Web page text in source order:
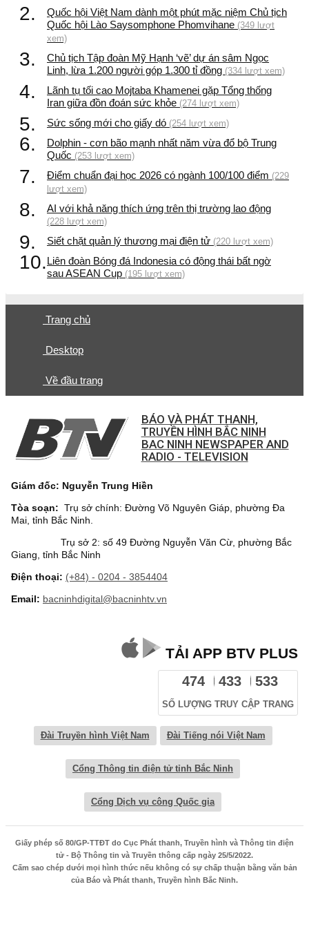
2.
Quốc hội Việt Nam dành một phút mặc niệm Chủ tịch
Quốc hội Lào Saysomphone Phomvihane (349 lượt
xem)
3.
Chủ tịch Tập đoàn Mỹ Hạnh ‘vẽ’ dự án sâm Ngọc
Linh, lừa 1.200 người góp 1.300 tỉ đồng (334 lượt xem)
4.
Lãnh tụ tối cao Mojtaba Khamenei gặp Tổng thống
Iran giữa đồn đoán sức khỏe (274 lượt xem)
5. Sức sống mới cho giấy dó (254 lượt xem)
6.
Dolphin - cơn bão mạnh nhất năm vừa đổ bộ Trung
Quốc (253 lượt xem)
7. Điểm chuẩn đại học 2026 có ngành 100/100 điểm (229
lượt xem)
8. AI với khả năng thích ứng trên thị trường lao động
(228 lượt xem)
9. Siết chặt quản lý thương mại điện tử (220 lượt xem)
10.Liên đoàn Bóng đá Indonesia có động thái bất ngờ
sau ASEAN Cup (195 lượt xem)
Trang chủ
Desktop
Về đầu trang
BÁO VÀ PHÁT THANH,
TRUYỀN HÌNH BẮC NINH
BAC NINH NEWSPAPER AND
RADIO - TELEVISION
Giám đốc: Nguyễn Trung Hiền
Tòa soạn: Trụ sở chính: Đường Võ Nguyên Giáp, phường Đa
Mai, tỉnh Bắc Ninh.
Trụ sở 2: số 49 Đường Nguyễn Văn Cừ, phường Bắc
Giang, tỉnh Bắc Ninh
Điện thoại: (+84) - 0204 - 3854404
Email: bacninhdigital@bacninhtv.vn
TẢI APP BTV PLUS
474 433 533
SỐ LƯỢNG TRUY CẬP TRANG
Đài Truyền hình Việt Nam Đài Tiếng nói Việt Nam
Cổng Thông tin điện tử tỉnh Bắc Ninh
Cổng Dịch vụ công Quốc gia
Giấy phép số 80/GP-TTĐT do Cục Phát thanh, Truyền hình và Thông tin điện
tử - Bộ Thông tin và Truyền thông cấp ngày 25/5/2022.
Cấm sao chép dưới mọi hình thức nếu không có sự chấp thuận bằng văn bản
của Báo và Phát thanh, Truyền hình Bắc Ninh.